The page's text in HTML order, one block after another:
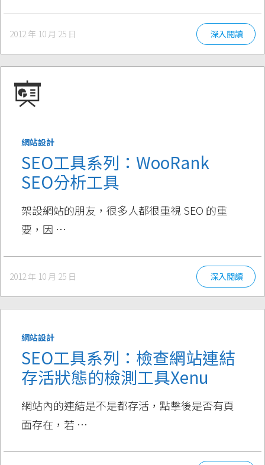
2012 年 10 月 25 日 深入閱讀
網站設計
SEO工具系列：WooRank
SEO分析工具
架設網站的朋友，很多人都很重視 SEO 的重
要，因 …
2012 年 10 月 25 日 深入閱讀
網站設計
SEO工具系列：檢查網站連結
存活狀態的檢測工具Xenu
網站內的連結是不是都存活，點擊後是否有頁
面存在，若 …